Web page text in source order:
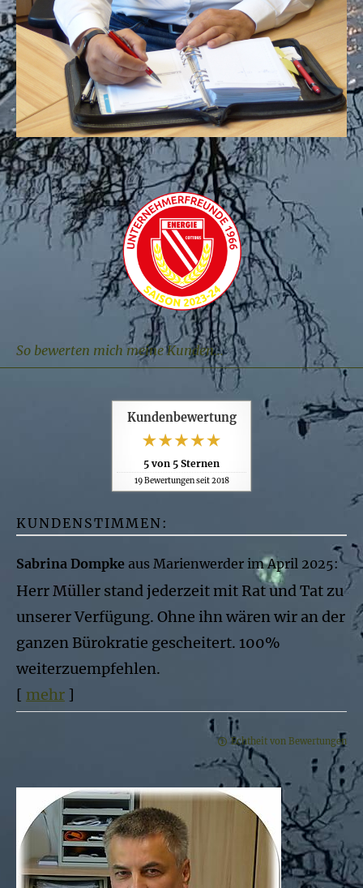
So bewerten mich meine Kunden...
Kundenbewertung
5 von 5 Sternen
19Bewertungen seit 2018
KUNDENSTIMMEN:
Sabrina Dompke aus Marienwerder im April 2025:
Herr Müller stand jederzeit mit Rat und Tat zu
unserer Verfügung. Ohne ihn wären wir an der
ganzen Bürokratie gescheitert. 100%
weiterzuempfehlen.
[ mehr ]
Echtheit von Bewertungen